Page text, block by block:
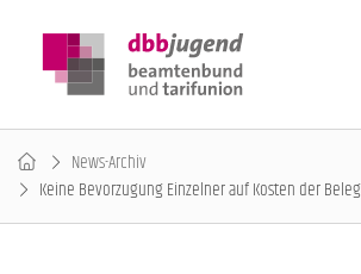
News-Archiv
Keine Bevorzugung Einzelner auf Kosten der